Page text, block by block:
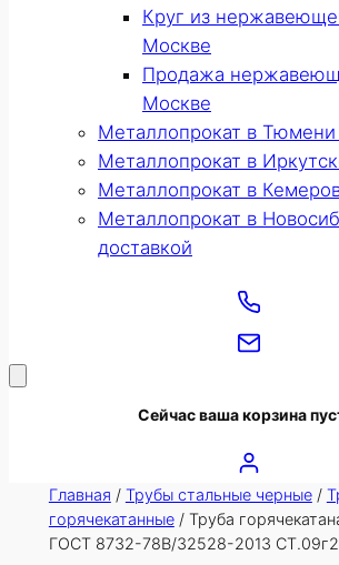
Круг из
Москве
Продажа
Москве
Металлопрокат в Тюмени
Металлопрокат в
Металлопрокат в
Металлопрокат в
доставкой
Сейчас ваша корзина
Главная / Трубы стальные черные/
горячекатанные/ Труба
ГОСТ 8732-78В/32528-2013